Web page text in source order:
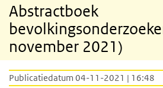
Abstractboek
november 2021)
Publicatiedatum 04-11-2021 | 16:48